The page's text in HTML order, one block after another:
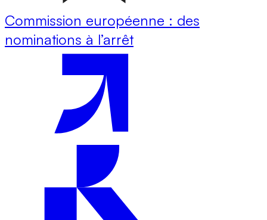
Commission européenne : des
nominations à l’arrêt